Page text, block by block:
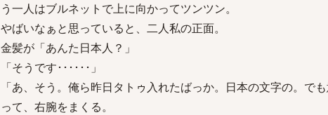
う一人はブルネットで上に向かってツンツン。
やばいなぁと思っていると、二人私の正面。
金髪が「あんた日本人？」
「そうです･･････」
「あ、そう。俺ら昨日タトゥ入れたばっか。日本の文字の。で
って、右腕をまくる。